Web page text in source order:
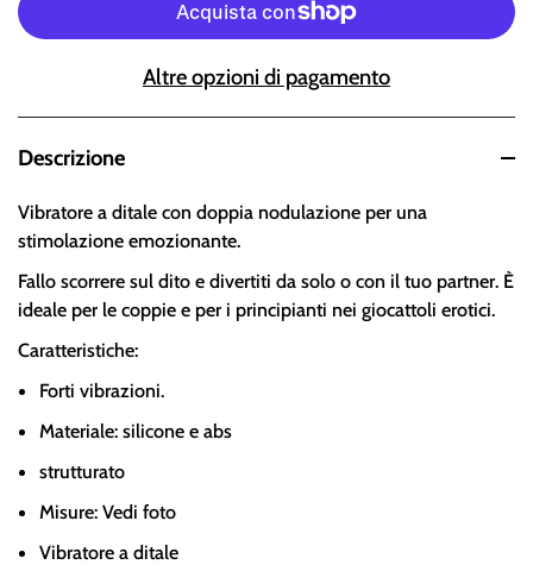
Altre opzioni di pagamento
Descrizione
Vibratore a ditale con doppia nodulazione per una
stimolazione emozionante.
Fallo scorrere sul dito e divertiti da solo o con il tuo partner. È
ideale per le coppie e per i principianti nei giocattoli erotici.
Caratteristiche:
Forti vibrazioni.
Materiale: silicone e abs
strutturato
Misure: Vedi foto
Vibratore a ditale